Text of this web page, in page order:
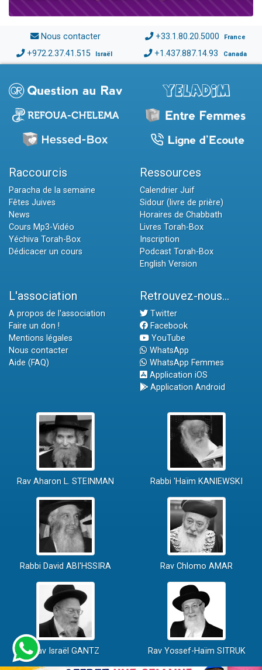
Nous contacter +33.1.80.20.5000 France
+972.2.37.41.515 Israël +1.437.887.14.93 Canada
Raccourcis
Paracha de la semaine
Fêtes Juives
News
Cours Mp3-Vidéo
Yéchiva Torah-Box
Dédicacer un cours
Ressources
Calendrier Juif
Sidour (livre de prière)
Horaires de Chabbath
Livres Torah-Box
Inscription
Podcast Torah-Box
English Version
L'association
A propos de l'association
Faire un don !
Mentions légales
Nous contacter
Aide (FAQ)
Retrouvez-nous...
Twitter
Facebook
YouTube
WhatsApp
WhatsApp Femmes
Application iOS
Application Android
Rav Aharon L. STEINMAN Rabbi 'Haïm KANIEWSKI
Rabbi David ABI'HSSIRA Rav Chlomo AMAR
Rav Israël GANTZ Rav Yossef-Haïm SITRUK